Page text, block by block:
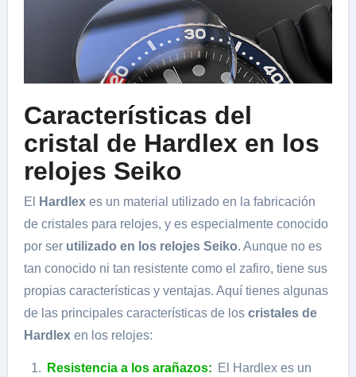
Características del
cristal de Hardlex en los
relojes Seiko
El Hardlexes un material utilizado en la fabricación
de cristales para relojes, y es especialmente conocido
por ser utilizado en los relojes Seiko. Aunque no es
tan conocido ni tan resistente como el zafiro, tiene sus
propias características y ventajas. Aquí tienes algunas
de las principales características de los cristales de
Hardlex en los relojes:
Resistencia a los arañazos: El Hardlex es un